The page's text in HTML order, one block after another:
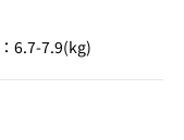
6.7-7.9(kg)